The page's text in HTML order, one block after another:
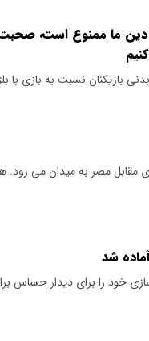
دین ما ممنوع است،
بازیکنان نسبت به بازی با
مقابل مصر به میدان می رود.
شد
خود را برای دیدار حساس